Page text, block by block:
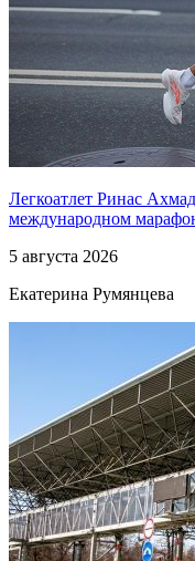
Легкоатлет Ринас
международном
5 августа 2026
Екатерина Румянцева